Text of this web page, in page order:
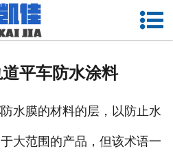
平车防水涂料
防水膜的材料的层，以防止水
大范围的产品，但该术语一